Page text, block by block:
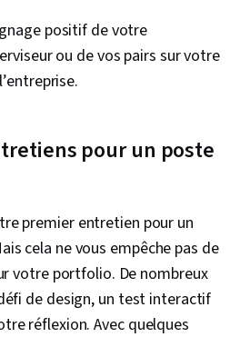
positif de votre
ou de vos pairs sur votre
pour un poste
premier entretien pour un
cela ne vous empêche pas de
votre portfolio. De nombreux
de design, un test interactif
réflexion. Avec quelques